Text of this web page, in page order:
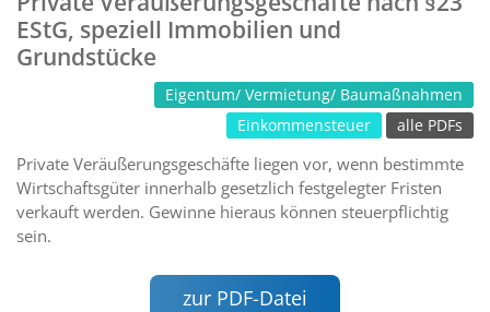
EStG, speziell Immobilien und
Grundstücke
Eigentum/ Vermietung/ Baumaßnahmen
Einkommensteuer
alle PDFs
Private Veräußerungsgeschäfte liegen vor, wenn bestimmte
Wirtschaftsgüter innerhalb gesetzlich festgelegter Fristen
verkauft werden. Gewinne hieraus können steuerpflichtig
sein.
zur PDF-Datei